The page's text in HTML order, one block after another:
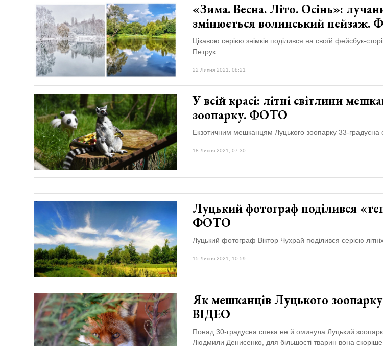
«Зима. Весна. Літо. Осінь»:
змінюється волинський
Цікавою серією знімків поділився на своїй фейсбук-
Петрук.
22 Липня 2021, 08:21
У всій красі: літні світлини
зоопарку. ФОТО
Екзотичним мешканцям Луцького зоопарку 33-градусна
18 Липня 2021, 07:30
Луцький фотограф поділився
ФОТО
Луцький фотограф Віктор Чухрай поділився серією
15 Липня 2021, 10:59
Як мешканців Луцького
ВІДЕО
Понад 30-градусна спека не й оминула Луцький
Людмили Денисенко, для більшості тварин вона